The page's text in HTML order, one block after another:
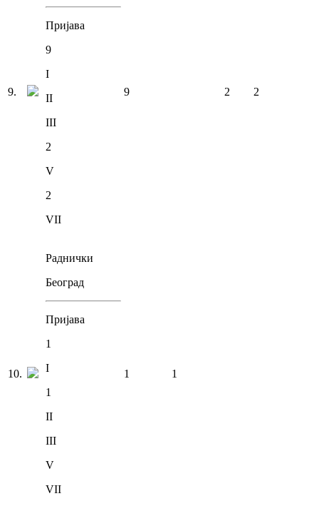
9.
Пријава
9
I
II
III
2
V
2
VII
9 2 2
10.
Раднички
Београд
Пријава
1
I
1
II
III
V
VII
1 1